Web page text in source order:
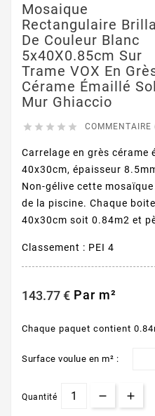
Mosaique
Rectangulaire
De Couleur Blanc
5x40X0.85cm Sur
Trame VOX En
Cérame Émaillé
Mur Ghiaccio
     COMMENTAIRE
Carrelage en grès cérame
40x30cm, épaisseur
Non-gélive cette
de la piscine. Chaque
40x30cm soit 0.84m2 et
Classement : PEI 4
143.77 € Par m²
Chaque paquet contient
Surface voulue en m² :
Quantité